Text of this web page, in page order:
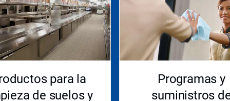
para la
de suelos y
Programas y
suministros